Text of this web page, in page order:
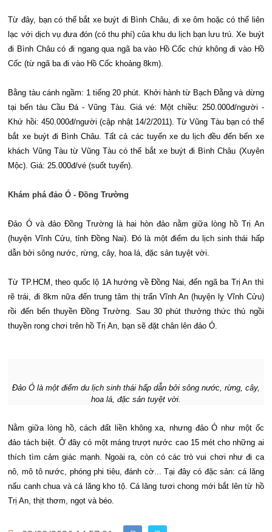
Từ đây, bạn có thể bắt xe buýt đi Bình Châu, đi xe ôm hoặc có thể liên
lạc với dịch vụ đưa đón (có thu phí) của khu du lịch bạn lưu trú. Xe buýt
đi Bình Châu có đi ngang qua ngã ba vào Hồ Cốc chứ không đi vào Hồ
Cốc (từ ngã ba đi vào Hồ Cốc khoảng 8km).
Bằng tàu cánh ngầm: 1 tiếng 20 phút. Khởi hành từ Bạch Đằng và dừng
tại bến tàu Cầu Đá - Vũng Tàu. Giá vé: Một chiều: 250.000đ/người -
Khứ hồi: 450.000đ/người (cập nhật 14/2/2011). Từ Vũng Tàu bạn có thể
bắt xe buýt đi Bình Châu. Tất cả các tuyến xe du lịch đều đến bến xe
khách Vũng Tàu từ Vũng Tàu có thể bắt xe buýt đi Bình Châu (Xuyên
Mộc). Giá: 25.000đ/vé (suốt tuyến).
Khám phá đảo Ó - Ðồng Trường
Ðảo Ó và đảo Ðồng Trường là hai hòn đảo nằm giữa lòng hồ Trị An
(huyện Vĩnh Cửu, tỉnh Ðồng Nai). Ðó là một điểm du lịch sinh thái hấp
dẫn bởi sông nước, rừng, cây, hoa lá, đặc sản tuyệt vời.
Từ TP.HCM, theo quốc lộ 1A hướng về Ðồng Nai, đến ngã ba Trị An thì
rẽ trái, đi 8km nữa đến trung tâm thị trấn Vĩnh An (huyện lỵ Vĩnh Cửu)
rồi đến bến thuyền Ðồng Trường. Sau 30 phút thưởng thức thú ngồi
thuyền rong chơi trên hồ Trị An, bạn sẽ đặt chân lên đảo Ó.
Đảo Ó là một điểm du lịch sinh thái hấp dẫn bởi sông nước, rừng, cây,
hoa lá, đặc sản tuyệt vời.
Nằm giữa lòng hồ, cách đất liền không xa, nhưng đảo Ó như một ốc
đảo tách biệt. Ở đây có một máng trượt nước cao 15 mét cho những ai
thích tìm cảm giác mạnh. Ngoài ra, còn có các trò vui chơi như đi ca
nô, mô tô nước, phóng phi tiêu, đánh cờ... Tại đây có đặc sản: cá lăng
nấu canh chua và cá lăng kho tộ. Cá lăng tươi chong mới bắt lên từ hồ
Trị An, thịt thơm, ngọt và béo.